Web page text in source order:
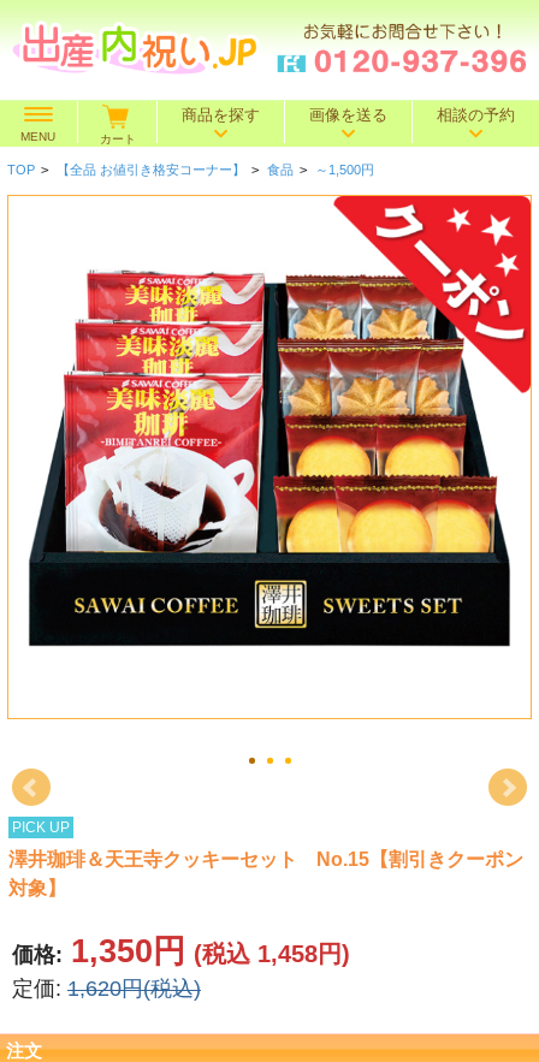
MENU カート
商品を探す
価格で探す ～500円 ～1,000円
～3,000円 ～4,000円
～5,000円 ～10,000円 10,001円～
特選ギフト
名入れギフト
カタログギフト
送料込み
タオル
食品
画像を送る 相談の予約
TOP > 【全品 お値引き格安コーナー】 > 食品 > ～1,500円
PICK UP
澤井珈琲＆天王寺クッキーセット No.15【割引きクーポン
対象】
価格: 1,350円 (税込 1,458円)
定価: 1,620円(税込)
注文